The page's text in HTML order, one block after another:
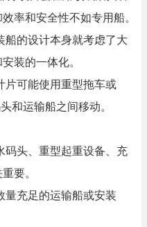
率和安全性不如专用船。
船的设计本身就考虑了大
装的一体化。
片可能使用重型拖车或
和运输船之间移动。
码头、重型起重设备、充
要。
量充足的运输船或安装